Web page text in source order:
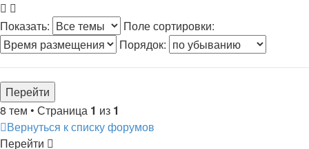
Показать:
Поле сортировки:
Порядок:
8 тем • Страница 1 из 1
Вернуться к списку форумов
Перейти